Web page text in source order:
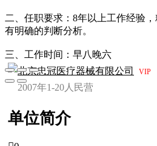
二、任职要求：8年以上工作经验
有明确的判断分析。
三、工作时间：早八晚六
北京忠冠医疗器械有限公司
VIP
2007年1-20人 民营
单位简介